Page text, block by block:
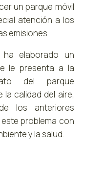
un parque móvil
atención a los
emisiones.
ha elaborado un
le presenta a la
del parque
la calidad del aire,
los anteriores
problema con
y la salud.